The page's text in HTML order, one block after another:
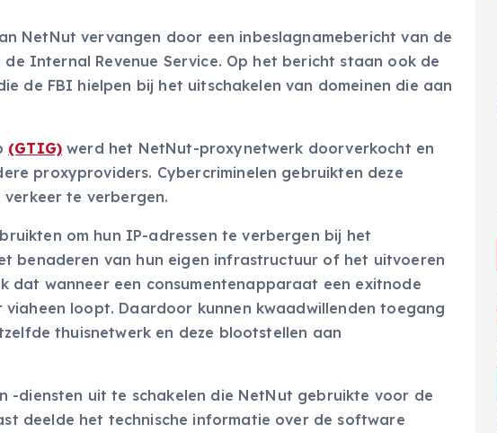
NetNut vervangen door een inbeslagnamebericht van de
Internal Revenue Service. Op het bericht staan ook de
de FBI hielpen bij het uitschakelen van domeinen die aan
(GTIG) werd het NetNut-proxynetwerk doorverkocht en
proxyproviders. Cybercriminelen gebruikten deze
verkeer te verbergen.
om hun IP-adressen te verbergen bij het
benaderen van hun eigen infrastructuur of het uitvoeren
dat wanneer een consumentenapparaat een exitnode
loopt. Daardoor kunnen kwaadwillenden toegang
thuisnetwerk en deze blootstellen aan
-diensten uit te schakelen die NetNut gebruikte voor de
deelde het technische informatie over de software